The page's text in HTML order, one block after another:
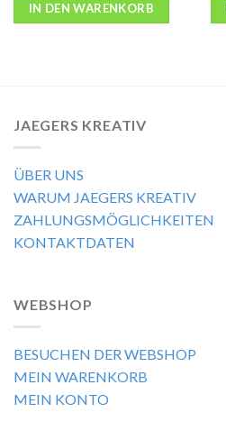
IN DEN WARENKORB
JAEGERS KREATIV
ÜBER UNS
WARUM JAEGERS KREATIV
ZAHLUNGSMÖGLICHKEITEN
KONTAKTDATEN
WEBSHOP
BESUCHEN DER WEBSHOP
MEIN WARENKORB
MEIN KONTO